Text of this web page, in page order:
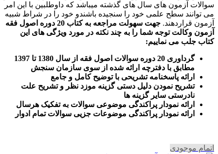
سوالات آزمون های سال های گذشته میباشد که داوطلبین با این امر
می توانند سطح علمی خود را سنجیده باشندو خود را در شراط شبیه
آزمون قراردهند.
جهت سهولت مراجعه به کتاب 20 دوره اصول فقه
آزمون وکالت توجه شما را به چند نکته در مورد ویژگی های این
کتاب جلب می نماییم:
گرداوری 20 دوره سوالات اصول فقه از سال 1380 تا 1397
مطابق با دفترچه ارائه شده از سوی سازمان سنجش
ارائه پاسخنامه تشریحی با توضیح کامل و جامع
تشریح نمودن دلیل دستی گزینه موزد نظر و تشریح علت
نادرستی سایر گزینه ها
ارائه نمودار پراکندگی موضوعی سوالات به تفکیک هرسال
رائه نمودار پراکندگی موضوعات جزیی سوالات تمام ادوار
اتمام موجودی